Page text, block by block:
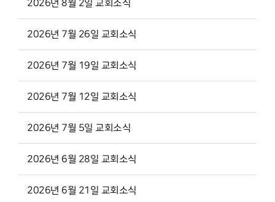
2026년 8월 2일 교회소식
2026년 7월 26일 교회소식
2026년 7월 19일 교회소식
2026년 7월 12일 교회소식
2026년 7월 5일 교회소식
2026년 6월 28일 교회소식
2026년 6월 21일 교회소식